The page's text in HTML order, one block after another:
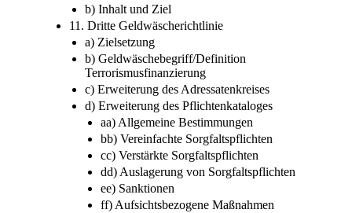
b) Inhalt und Ziel
11. Dritte Geldwäscherichtlinie
a) Zielsetzung
b) Geldwäschebegriff/Definition
Terrorismusfinanzierung
c) Erweiterung des Adressatenkreises
d) Erweiterung des Pflichtenkataloges
aa) Allgemeine Bestimmungen
bb) Vereinfachte Sorgfaltspflichten
cc) Verstärkte Sorgfaltspflichten
dd) Auslagerung von Sorgfaltspflichten
ee) Sanktionen
ff) Aufsichtsbezogene Maßnahmen